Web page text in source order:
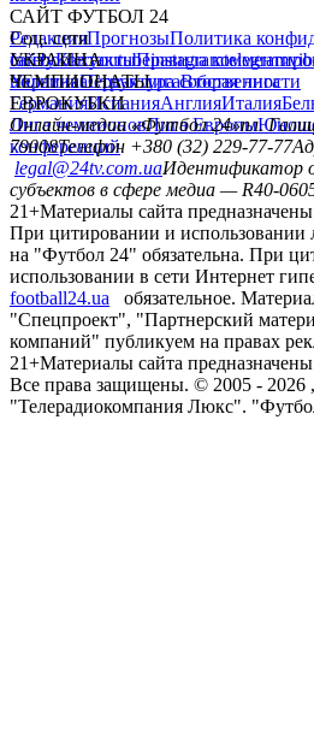
САЙТ ФУТБОЛ 24
РедакцияПрогнозыПолитика
сайтуКонтактыПравила
политикаСтруктура собственности
Соц. сети
facebookxyoutubeinstagramtelegram
УКРАИНА
УкраинаПервая лигаВторая лига
ЧЕМПИОНАТЫ
ГерманияИспанияАнглияИталия
ЕВРОКУБКИ
Лига чемпионовЛига Европы
конференций
Онлайн-медиа «Футбол 24»пл.
79008Телефон +380 (32) 229-77-77
legal@24tv.com.uaИдентификатор
субъектов в сфере медиа — R40-
21+Материалы сайта
При цитировании и использовании
на "Футбол 24" обязательна. При
использовании в сети Интернет
football24.ua
обязательное.
"Спецпроект", "Партнерский
компаний" публикуем на правах
21+Материалы сайта
Все права защищены. © 2005 - 2026
"Телерадиокомпания Люкс".